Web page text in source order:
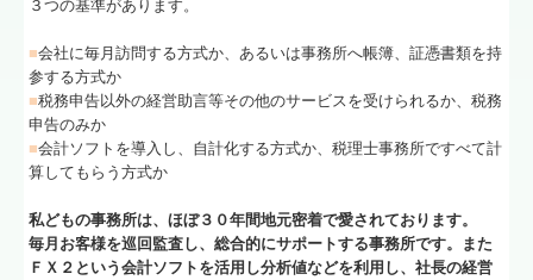
３つの基準があります。
■会社に毎月訪問する方式か、あるいは事務所へ帳簿、証憑書類を持
参する方式か
■税務申告以外の経営助言等その他のサービスを受けられるか、税務
申告のみか
■会計ソフトを導入し、自計化する方式か、税理士事務所ですべて計
算してもらう方式か
私どもの事務所は、ほぼ３０年間地元密着で愛されております。
毎月お客様を巡回監査し、総合的にサポートする事務所です。また
ＦＸ２という会計ソフトを活用し分析値などを利用し、社長の経営